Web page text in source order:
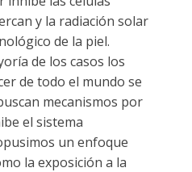
y la radiación solar
de la piel.
de los casos los
de todo el mundo se
mecanismos por
el sistema
un enfoque
la exposición a la